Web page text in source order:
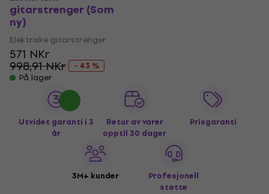
gitarstrenger (Som
ny)
Elektriske gitarstrenger
571 NKr
998,91 NKr
- 43 %
På lager
Utvidet garanti i 3
år
Retur av varer
opptil 30 dager
Prisgaranti
3M+ kunder
Profesjonell
støtte